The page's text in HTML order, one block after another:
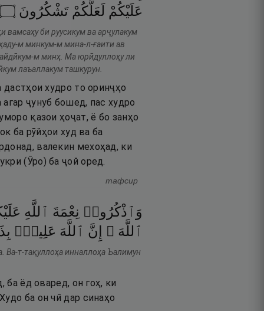
عَلَيْكُمْ لَعَلَّكُمْ تَشْكُرُونَ ۝
вамсаҳу би руусикум ва арҷулакум
м минкум-м мина-л-ғаити ав
м минҳ. Ма юрӣдуллоҳу ли
лаъаллакум ташкурун.
худро то оринҷҳо
ҷунуб бошед, пас худро
қазои ҳоҷат, ё бо занҳо
ба рӯйҳои худ ва ба
валекин мехоҳад, ки
(Ӯро) ба ҷой оред.
тафсир
وَٱذْكُرُوا۟ نِعْمَةَ ٱللَّهِ
ٱللَّهَ ۚ
إِنَّ ٱللَّهَ عَلِيمٌۢ
Ва-т-тақуллоҳа инналлоҳа Ъалимун
ёд оваред, он гоҳ, ки
ба он чӣ дар синаҳо